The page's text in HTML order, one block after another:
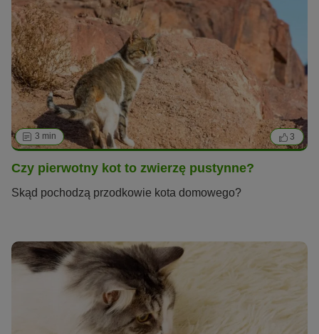
3 min 3
Czy pierwotny kot to zwierzę pustynne?
Skąd pochodzą przodkowie kota domowego?